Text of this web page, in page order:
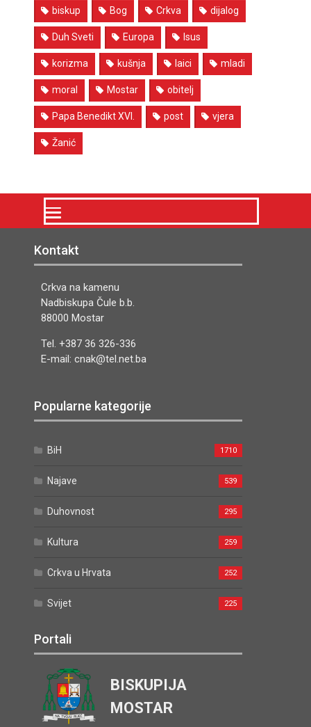
biskup Bog Crkva dijalog
Duh Sveti Europa Isus
korizma kušnja laici mladi
moral Mostar obitelj
Papa Benedikt XVI. post vjera
Žanić
Kontakt
Crkva na kamenu
Nadbiskupa Čule b.b.
88000 Mostar
Tel. +387 36 326-336
E-mail: cnak@tel.net.ba
Popularne kategorije
BiH 1710
Najave 539
Duhovnost 295
Kultura 259
Crkva u Hrvata 252
Svijet 225
Portali
BISKUPIJA
MOSTAR